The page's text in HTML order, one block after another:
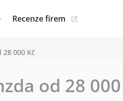
Recenze firem
000 Kč
od 28